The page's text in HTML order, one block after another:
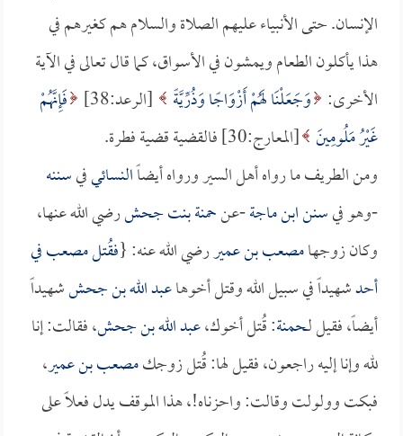
الإنسان. حتى الأنبياء عليهم الصلاة والسلام هم كغيرهم في
هذا يأكلون الطعام ويمشون في الأسواق، كما قال تعالى في الآية
الأخرى: وَجَعَلْنَا لَهُمْ أَزْوَاجًا وَذُرِّيَّةً [الرعد:38]
فَإِنَّهُمْ
غَيْرُ مَلُومِينَ [المعارج:30] فالقضية قضية فطرة.
ومن الطريف ما رواه أهل السير ورواه أيضاًالنسائيفيسننه
-وهو فيسنن ابن ماجة-عنحمنة بنت جحشرضي الله عنها،
وكان زوجهامصعب بن عميررضي الله عنه: {فقُتلمصعبفي
أحدشهيداً في سبيل الله وقتل أخوهاعبد الله بن جحششهيداً
أيضاً، فقيل لـحمنة: قُتل أخوك،عبد الله بن جحش، فقالت: إنا
لله وإنا إليه راجعون، فقيل لها: قُتل زوجكمصعب بن عمير،
فبكت وولولت وقالت: واحزناه!، هذا الموقف يدل فعلاً على